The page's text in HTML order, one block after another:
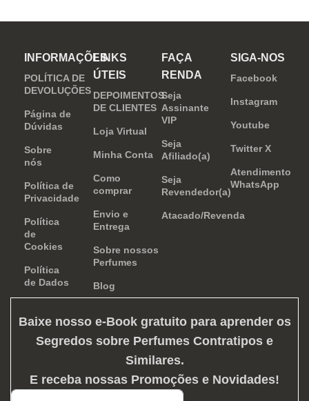
inovar sempre, provocando
e determinação.
INFORMAÇÕES
POLÍTICA DE
DEVOLUÇÕES
Página de
Dúvidas
Sobre
nós
Política de
Privacidade
Política
de
Cookies
Política
de Dados
LINKS
ÚTEIS
DEPOIMENTOS
DE CLIENTES
Loja Virtual
Minha Conta
Como
comprar
Envio e
Entrega
Sobre nossos
Perfumes
Blog
FAÇA
RENDA
Seja
Assinante
VIP
Seja
Afiliado(a)
Seja
Revendedor(a)
Atacado/Revenda
SIGA-NOS
Facebook
Instagram
Youtube
Twitter X
Atendimento
WhatsApp
Baixe nosso e-Book gratuito para aprender os
Segredos sobre Perfumes Contratipos e
Similares.
E receba nossas Promoções e Novidades!